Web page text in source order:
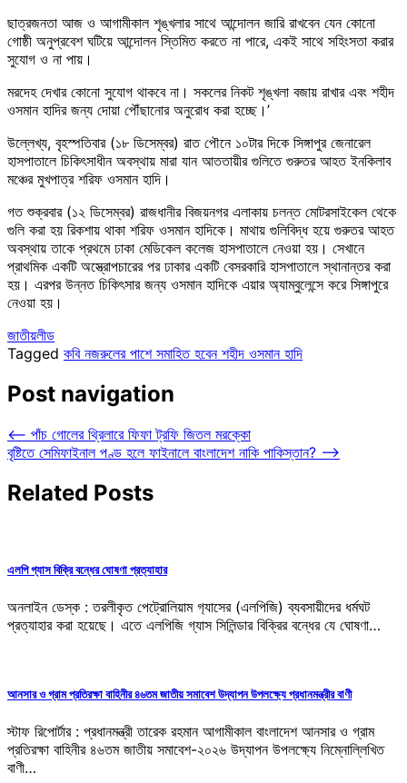
ছাত্রজনতা আজ ও আগামীকাল শৃঙ্খলার সাথে আন্দোলন জারি রাখবেন যেন কোনো
গোষ্ঠী অনুপ্রবেশ ঘটিয়ে আন্দোলন স্তিমিত করতে না পারে, একই সাথে সহিংসতা করার
সুযোগ ও না পায়।
মরদেহ দেখার কোনো সুযোগ থাকবে না। সকলের নিকট শৃঙ্খলা বজায় রাখার এবং শহীদ
ওসমান হাদির জন্য দোয়া পৌঁছানোর অনুরোধ করা হচ্ছে।’
উল্লেখ্য, বৃহস্পতিবার (১৮ ডিসেম্বর) রাত পৌনে ১০টার দিকে সিঙ্গাপুর জেনারেল
হাসপাতালে চিকিৎসাধীন অবস্থায় মারা যান আততায়ীর গুলিতে গুরুতর আহত ইনকিলাব
মঞ্চের মুখপাত্র শরিফ ওসমান হাদি।
গত শুক্রবার (১২ ডিসেম্বর) রাজধানীর বিজয়নগর এলাকায় চলন্ত মোটরসাইকেল থেকে
গুলি করা হয় রিকশায় থাকা শরিফ ওসমান হাদিকে। মাথায় গুলিবিদ্ধ হয়ে গুরুতর আহত
অবস্থায় তাকে প্রথমে ঢাকা মেডিকেল কলেজ হাসপাতালে নেওয়া হয়। সেখানে
প্রাথমিক একটি অস্ত্রোপচারের পর ঢাকার একটি বেসরকারি হাসপাতালে স্থানান্তর করা
হয়। এরপর উন্নত চিকিৎসার জন্য ওসমান হাদিকে এয়ার অ্যাম্বুলেন্সে করে সিঙ্গাপুরে
নেওয়া হয়।
জাতীয়লীড
Tagged কবি নজরুলের পাশে সমাহিত হবেন শহীদ ওসমান হাদি
Post navigation
⟵ পাঁচ গোলের থ্রিলারে ফিফা ট্রফি জিতল মরক্কো
বৃষ্টিতে সেমিফাইনাল পণ্ড হলে ফাইনালে বাংলাদেশ নাকি পাকিস্তান? ⟶
Related Posts
এলপি গ্যাস বিক্রি বন্ধের ঘোষণা প্রত্যাহার
অনলাইন ডেস্ক : তরলীকৃত পেট্রোলিয়াম গ‍্যাসের (এলপিজি) ব্যবসায়ীদের ধর্মঘট
প্রত্যাহার করা হয়েছে। এতে এলপিজি গ্যাস সিলিন্ডার বিক্রির বন্ধের যে ঘোষণা…
আনসার ও গ্রাম প্রতিরক্ষা বাহিনীর ৪৬তম জাতীয় সমাবেশ উদ্যাপন উপলক্ষ্যে প্রধানমন্ত্রীর বাণী
স্টাফ রিপোর্টার : প্রধানমন্ত্রী তারেক রহমান আগামীকাল বাংলাদেশ আনসার ও গ্রাম
প্রতিরক্ষা বাহিনীর ৪৬তম জাতীয় সমাবেশ-২০২৬ উদ্যাপন উপলক্ষ্যে নিম্নোল্লিখিত
বাণী…